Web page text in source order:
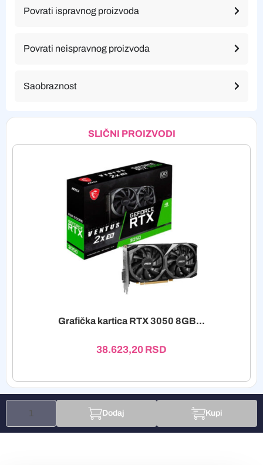
Povrati ispravnog proizvoda
Povrati neispravnog proizvoda
Saobraznost
SLIČNI PROIZVODI
Grafička kartica RTX 3050 8GB...
38.623,20 RSD
Dodaj Kupi